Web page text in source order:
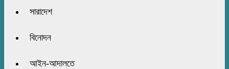
সারাদেশ
বিনোদন
আইন-আদালতে